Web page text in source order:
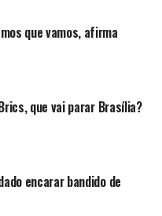
que vamos, afirma
que vai parar Brasília?
encarar bandido de